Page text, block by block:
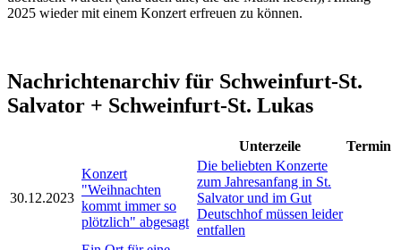
2025 wieder mit einem Konzert erfreuen zu können.
Nachrichtenarchiv für Schweinfurt-St.
Salvator + Schweinfurt-St. Lukas
Unterzeile Termin
30.12.2023
Konzert
"Weihnachten
kommt immer so
plötzlich" abgesagt
Die beliebten Konzerte
zum Jahresanfang in St.
Salvator und im Gut
Deutschhof müssen leider
entfallen